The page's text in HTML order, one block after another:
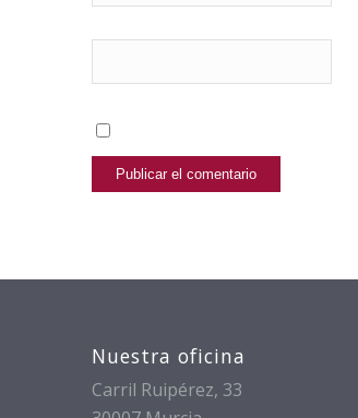
Nuestra oficina
Carril Ruipérez, 33